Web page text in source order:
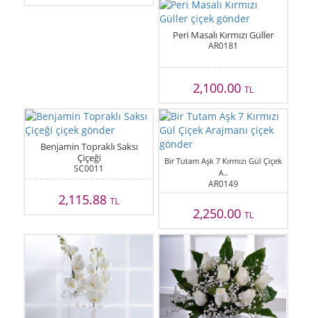
Peri Masalı Kırmızı Güller
AR0181
2,100.00 TL
Benjamin Topraklı Saksı
Çiçeği
SC0011
2,115.88TL
Bir Tutam Aşk 7 Kırmızı Gül Çiçek
A..
AR0149
2,250.00 TL